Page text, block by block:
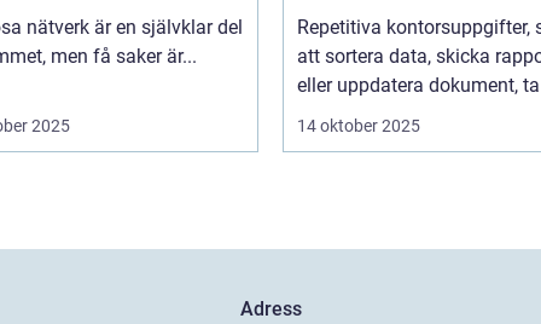
nätverk är en självklar del
men få saker är...
2025
programvara
Repetitiva kontorsuppgifter,
att sortera data, skicka
eller uppdatera dokument,
14 oktober 2025
Adress